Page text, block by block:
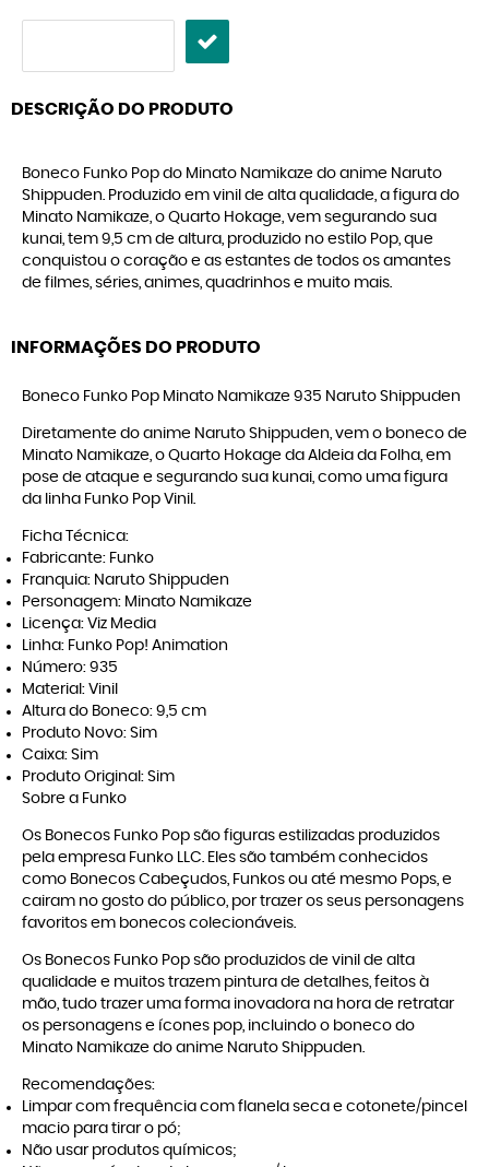
DESCRIÇÃO DO PRODUTO
Boneco Funko Pop do Minato Namikaze do anime Naruto
Shippuden. Produzido em vinil de alta qualidade, a figura do
Minato Namikaze, o Quarto Hokage, vem segurando sua
kunai, tem 9,5 cm de altura, produzido no estilo Pop, que
conquistou o coração e as estantes de todos os amantes
de filmes, séries, animes, quadrinhos e muito mais.
INFORMAÇÕES DO PRODUTO
Boneco Funko Pop Minato Namikaze 935 Naruto Shippuden
Diretamente do anime Naruto Shippuden, vem o boneco de
Minato Namikaze, o Quarto Hokage da Aldeia da Folha, em
pose de ataque e segurando sua kunai, como uma figura
da linha Funko Pop Vinil.
Ficha Técnica:
Fabricante: Funko
Franquia: Naruto Shippuden
Personagem: Minato Namikaze
Licença: Viz Media
Linha: Funko Pop! Animation
Número: 935
Material: Vinil
Altura do Boneco: 9,5 cm
Produto Novo: Sim
Caixa: Sim
Produto Original: Sim
Sobre a Funko
Os Bonecos Funko Pop são figuras estilizadas produzidos
pela empresa Funko LLC. Eles são também conhecidos
como Bonecos Cabeçudos, Funkos ou até mesmo Pops, e
cairam no gosto do público, por trazer os seus personagens
favoritos em bonecos colecionáveis.
Os Bonecos Funko Pop são produzidos de vinil de alta
qualidade e muitos trazem pintura de detalhes, feitos à
mão, tudo trazer uma forma inovadora na hora de retratar
os personagens e ícones pop, incluindo o boneco do
Minato Namikaze do anime Naruto Shippuden.
Recomendações:
Limpar com frequência com flanela seca e cotonete/pincel
macio para tirar o pó;
Não usar produtos químicos;